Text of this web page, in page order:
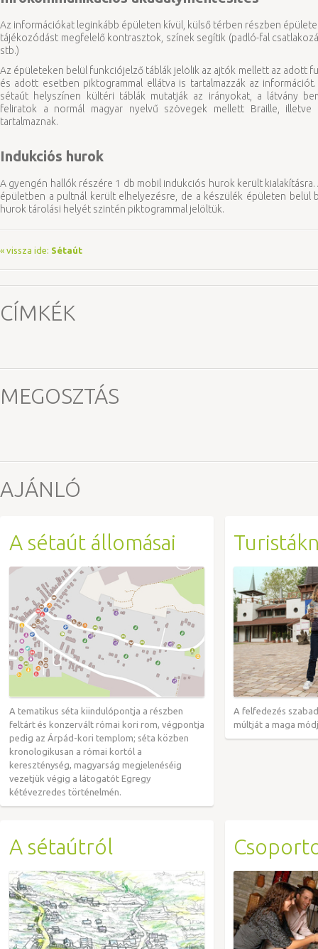
Az információkat leginkább épületen kívül, külső térben részben
tájékozódást megfelelő kontrasztok, színek segítik (padló-fal
stb.)
Az épületeken belül funkciójelző táblák jelölik az ajtók mellett az adott
és adott esetben piktogrammal ellátva is tartalmazzák az
sétaút helyszínen kültéri táblák mutatják az irányokat, a látvány
feliratok a normál magyar nyelvű szövegek mellett Braille,
tartalmaznak.
Indukciós hurok
A gyengén hallók részére 1 db mobil indukciós hurok került
épületben a pultnál került elhelyezésre, de a készülék épületen belül
hurok tárolási helyét szintén piktogrammal jelöltük.
« vissza ide: Sétaút
CÍMKÉK
MEGOSZTÁS
AJÁNLÓ
A sétaút állomásai
A tematikus séta kiindulópontja a részben
feltárt és konzervált római kori rom, végpontja
pedig az Árpád-kori templom; séta közben
kronologikusan a római kortól a
kereszténység, magyarság megjelenéséig
vezetjük végig a látogatót Egregy
kétévezredes történelmén.
A felfedezés
múltját a maga
A sétaútról